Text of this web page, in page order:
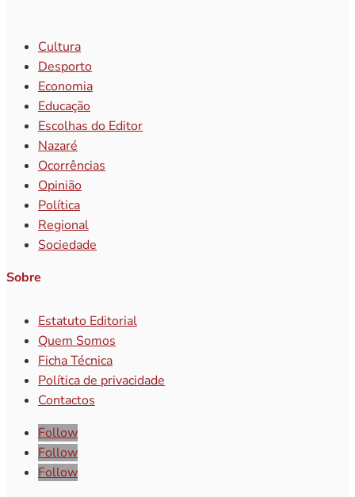
Cultura
Desporto
Economia
Educação
Escolhas do Editor
Nazaré
Ocorrências
Opinião
Política
Regional
Sociedade
Sobre
Estatuto Editorial
Quem Somos
Ficha Técnica
Política de privacidade
Contactos
Follow
Follow
Follow